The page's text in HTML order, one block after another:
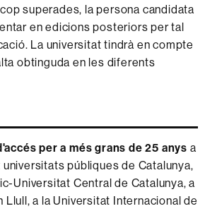
superades, la persona candidata
en edicions posteriors per tal
La universitat tindrà en compte
obtinguda en les diferents
per a més grans de 25 anys a
públiques de Catalunya,
Universitat Central de Catalunya, a
Llull, a la Universitat Internacional de